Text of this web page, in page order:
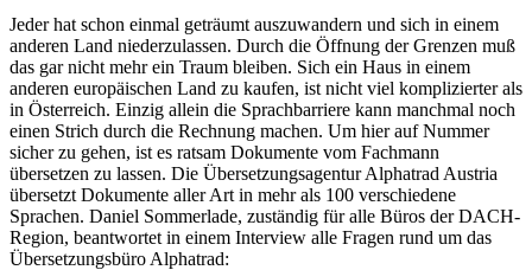
Jeder hat schon einmal geträumt auszuwandern und sich in einem
anderen Land niederzulassen. Durch die Öffnung der Grenzen muß
das gar nicht mehr ein Traum bleiben. Sich ein Haus in einem
anderen europäischen Land zu kaufen, ist nicht viel komplizierter als
in Österreich. Einzig allein die Sprachbarriere kann manchmal noch
einen Strich durch die Rechnung machen. Um hier auf Nummer
sicher zu gehen, ist es ratsam Dokumente vom Fachmann
übersetzen zu lassen. Die Übersetzungsagentur Alphatrad Austria
übersetzt Dokumente aller Art in mehr als 100 verschiedene
Sprachen. Daniel Sommerlade, zuständig für alle Büros der DACH-
Region, beantwortet in einem Interview alle Fragen rund um das
Übersetzungsbüro Alphatrad: